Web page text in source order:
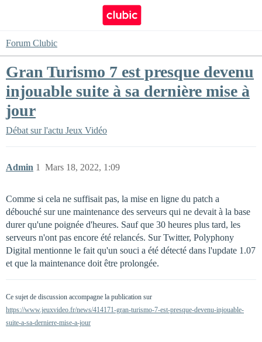
Forum Clubic
Gran Turismo 7 est presque devenu
injouable suite à sa dernière mise à
jour
Débat sur l'actu Jeux Vidéo
Admin Mars 18, 2022, 1:09
1
Comme si cela ne suffisait pas, la mise en ligne du patch a
débouché sur une maintenance des serveurs qui ne devait à la base
durer qu'une poignée d'heures. Sauf que 30 heures plus tard, les
serveurs n'ont pas encore été relancés. Sur Twitter, Polyphony
Digital mentionne le fait qu'un souci a été détecté dans l'update 1.07
et que la maintenance doit être prolongée.
Ce sujet de discussion accompagne la publication sur
https://www.jeuxvideo.fr/news/414171-gran-turismo-7-est-presque-devenu-injouable-
suite-a-sa-derniere-mise-a-jour